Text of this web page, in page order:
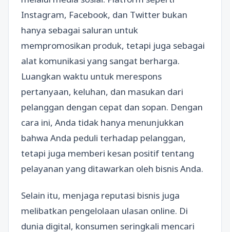
Instagram, Facebook, dan Twitter bukan
hanya sebagai saluran untuk
mempromosikan produk, tetapi juga sebagai
alat komunikasi yang sangat berharga.
Luangkan waktu untuk merespons
pertanyaan, keluhan, dan masukan dari
pelanggan dengan cepat dan sopan. Dengan
cara ini, Anda tidak hanya menunjukkan
bahwa Anda peduli terhadap pelanggan,
tetapi juga memberi kesan positif tentang
pelayanan yang ditawarkan oleh bisnis Anda.
Selain itu, menjaga reputasi bisnis juga
melibatkan pengelolaan ulasan online. Di
dunia digital, konsumen seringkali mencari